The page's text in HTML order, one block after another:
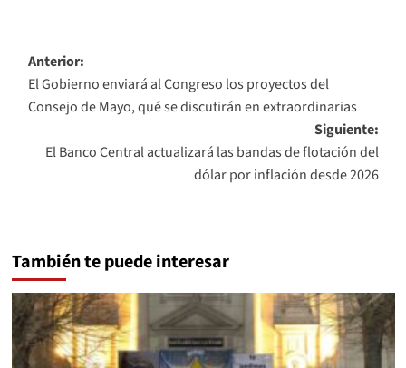
Navegación
de
entradas
Anterior:
El Gobierno enviará al Congreso los proyectos del
Consejo de Mayo, qué se discutirán en extraordinarias
Siguiente:
El Banco Central actualizará las bandas de flotación del
dólar por inflación desde 2026
También te puede interesar